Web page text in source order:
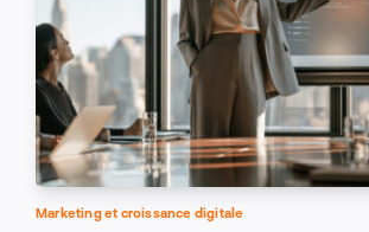
Marketing et croissance digitale